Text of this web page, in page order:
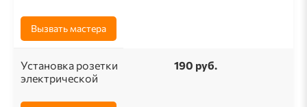
Вызвать мастера
Установка розетки
электрической
190 pуб.